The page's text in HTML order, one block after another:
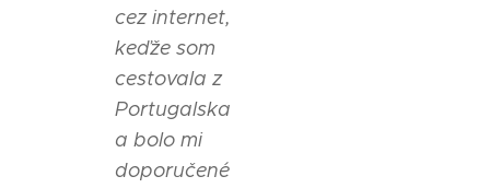
cez internet,
keďže som
cestovala z
Portugalska
a bolo mi
doporučené